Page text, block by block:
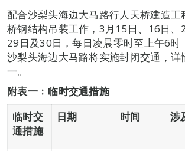
配合沙梨头海边大马路行人天桥建造工
桥钢结构吊装工作，3月15日、16日、
29日及30日，每日凌晨零时至上午6时
沙梨头海边大马路将实施封闭交通，详
一。
附表一﹕临时交通措施
临时交
通措施
日期 时间 涉